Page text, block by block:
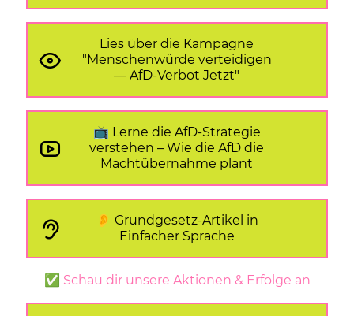
Lies über die Kampagne
"Menschenwürde verteidigen
— AfD-Verbot Jetzt"
📺 Lerne die AfD-Strategie
verstehen – Wie die AfD die
Machtübernahme plant
👂 Grundgesetz-Artikel in
Einfacher Sprache
✅ Schau dir unsere Aktionen & Erfolge an